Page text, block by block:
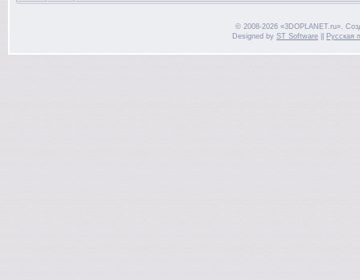
© 2008-2026 «3DOPLANET.ru».
Designed by ST Software Русская